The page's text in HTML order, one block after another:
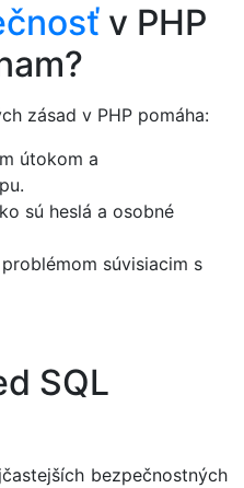
v PHP
zásad v PHP pomáha:
útokom a
sú heslá a osobné
súvisiacim s
SQL
bezpečnostných